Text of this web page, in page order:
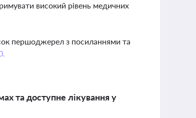
високий рівень медичних
першоджерел з посиланнями та
та доступне лікування у